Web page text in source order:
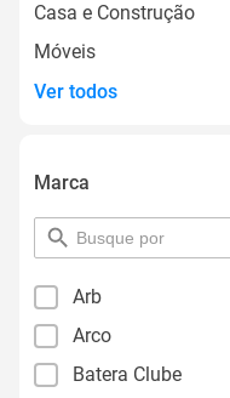
Casa e Construção
Móveis
Ver todos
Marca
pesquisar
por
Arb
Arco
Batera Clube